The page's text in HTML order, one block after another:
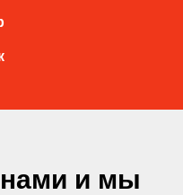
и мы